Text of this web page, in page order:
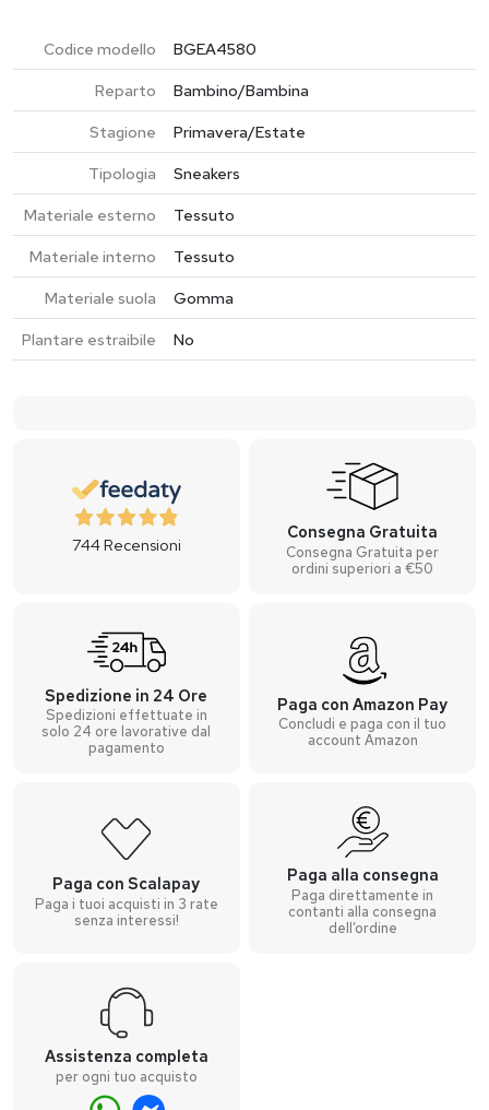
Codice modello
BGEA4580
Reparto
Bambino/Bambina
Stagione
Primavera/Estate
Tipologia
Sneakers
Materiale esterno
Tessuto
Materiale interno
Tessuto
Materiale suola
Gomma
Plantare estraibile
No
744Recensioni
Consegna Gratuita
Consegna Gratuita per
ordini superiori a €50
Spedizione in 24 Ore
Spedizioni effettuate in
solo 24 ore lavorative dal
pagamento
Paga con Amazon Pay
Concludi e paga con il tuo
account Amazon
Paga con Scalapay
Paga i tuoi acquisti in 3 rate
senza interessi!
Paga alla consegna
Paga direttamente in
contanti alla consegna
dell’ordine
Assistenza completa
per ogni tuo acquisto